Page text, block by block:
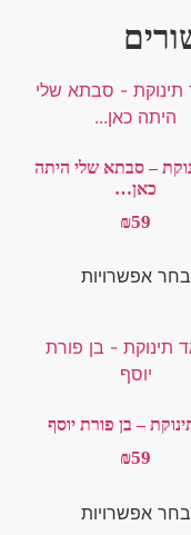
– סבתא שלי היתה
כאן…
אפשרויות
– בן פורת יוסף
אפשרויות